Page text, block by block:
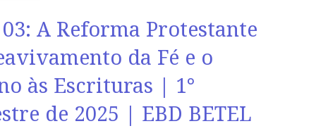
A Reforma Protestante
da Fé e o
às Escrituras | 1°
de 2025 | EBD BETEL